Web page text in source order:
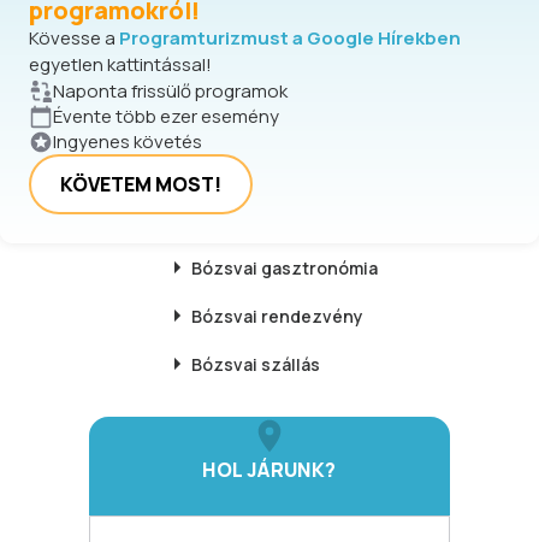
programokról!
Kövesse a Programturizmust a Google Hírekben
egyetlen kattintással!
Naponta frissülő programok
Évente több ezer esemény
Ingyenes követés
KÖVETEM MOST!
Bózsvai gasztronómia
Bózsvai rendezvény
Bózsvai szállás
HOL JÁRUNK?